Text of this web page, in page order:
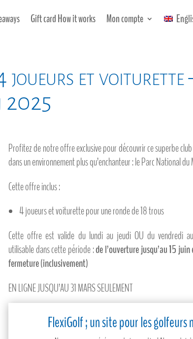
Gift card How it works Mon compte
et voiturette
2025
Profitez de notre offre exclusive pour découvrir ce superbe
dans un environnement plus qu’enchanteur : le Parc National
Cette offre inclus :
4 joueurs et voiturette pour une ronde de 18 trous
Cette offre est valide du lundi au jeudi OU du vendredi
utilisable dans cette période :de l’ouverture jusqu’au 15
fermeture (inclusivement)
EN LIGNE JUSQU’AU 31 MARS SEULEMENT
FlexiGolf ; un site pour les golfeurs